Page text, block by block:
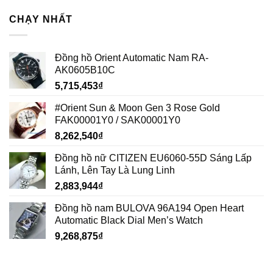
CHẠY NHẤT
Đồng hồ Orient Automatic Nam RA-
AK0605B10C
5,715,453₫
#Orient Sun & Moon Gen 3 Rose Gold
FAK00001Y0 / SAK00001Y0
8,262,540₫
Đồng hồ nữ CITIZEN EU6060-55D Sáng Lấp
Lánh, Lên Tay Là Lung Linh
2,883,944₫
Đồng hồ nam BULOVA 96A194 Open Heart
Automatic Black Dial Men’s Watch
9,268,875₫